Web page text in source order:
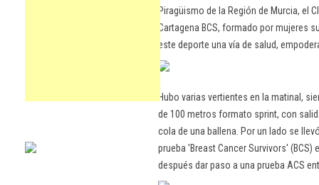
Piragüismo de la Región de Murcia, el
Cartagena BCS, formado por mujeres
este deporte una vía de salud,
Hubo varias vertientes en la matinal,
de 100 metros formato sprint, con
cola de una ballena. Por un lado se
prueba 'Breast Cancer Survivors'
después dar paso a una prueba ACS